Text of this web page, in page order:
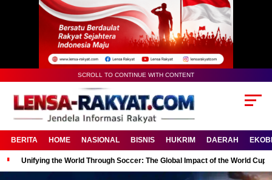
SCROLL TO CONTINUE WITH CONTENT
BERITA HOME NASIONAL BISNIS HUKRIM DAERAH
Unifying the World Through Soccer: The Global Impact of the World Cup